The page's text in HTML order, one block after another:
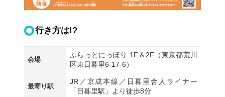
行き方は!?
会場
ふらっとにっぽり 1F＆2F（東京都荒川
区東日暮里6-17-6）
最寄り駅
JR／京成本線／日暮里舎人ライナー
「日暮里駅」より徒歩8分